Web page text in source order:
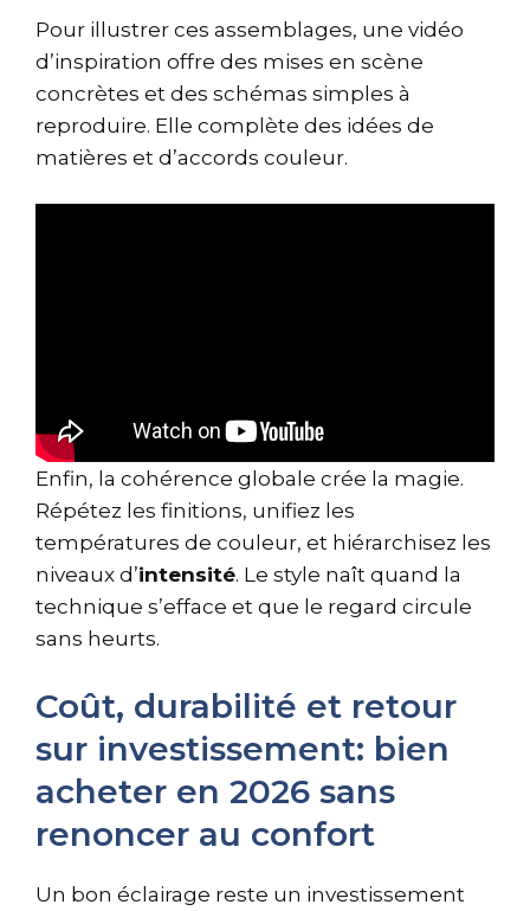
Pour illustrer ces assemblages, une vidéo
d’inspiration offre des mises en scène
concrètes et des schémas simples à
reproduire. Elle complète des idées de
matières et d’accords couleur.
Enfin, la cohérence globale crée la magie.
Répétez les finitions, unifiez les
températures de couleur, et hiérarchisez les
niveaux d’intensité. Le style naît quand la
technique s’efface et que le regard circule
sans heurts.
Coût, durabilité et retour
sur investissement: bien
acheter en 2026 sans
renoncer au confort
Un bon éclairage reste un investissement